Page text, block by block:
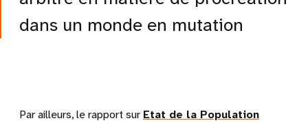
dans un monde en mutation
Par ailleurs, le rapport sur Etat de la Population